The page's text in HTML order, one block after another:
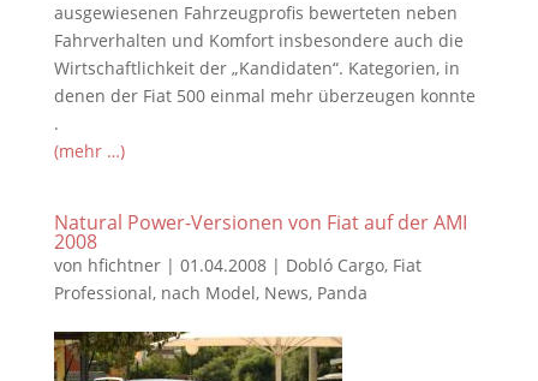
ausgewiesenen Fahrzeugprofis bewerteten neben
Fahrverhalten und Komfort insbesondere auch die
Wirtschaftlichkeit der „Kandidaten“. Kategorien, in
denen der Fiat 500 einmal mehr überzeugen konnte
.
(mehr …)
Natural Power-Versionen von Fiat auf der AMI
2008
von hfichtner| 01.04.2008| Dobló Cargo, Fiat
Professional, nach Model, News, Panda